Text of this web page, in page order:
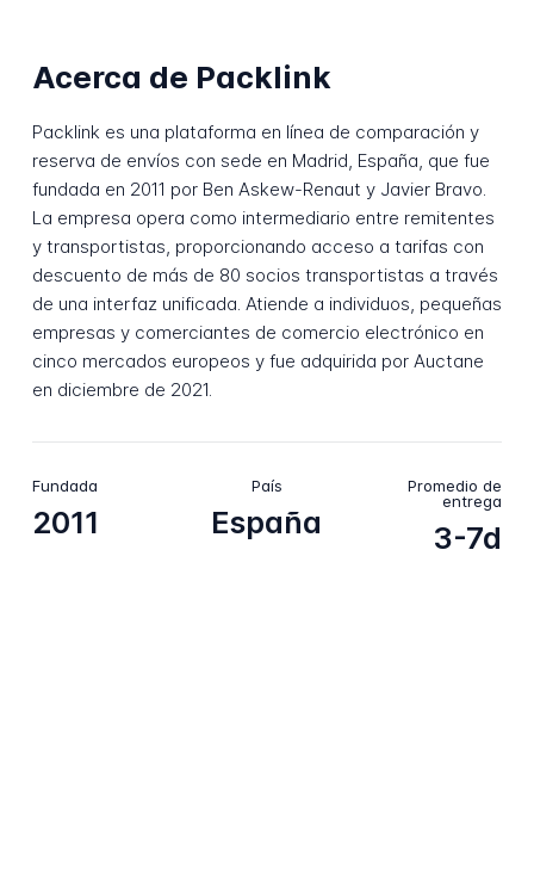
Acerca de Packlink
Packlink es una plataforma en línea de comparación y
reserva de envíos con sede en Madrid, España, que fue
fundada en 2011 por Ben Askew-Renaut y Javier Bravo.
La empresa opera como intermediario entre remitentes
y transportistas, proporcionando acceso a tarifas con
descuento de más de 80 socios transportistas a través
de una interfaz unificada. Atiende a individuos, pequeñas
empresas y comerciantes de comercio electrónico en
cinco mercados europeos y fue adquirida por Auctane
en diciembre de 2021.
Fundada
2011
País
España
Promedio de
entrega
3-7d